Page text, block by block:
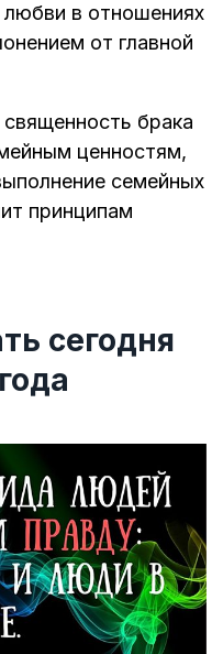
в отношениях
от главной
брака
ценностям,
семейных
принципам
сегодня